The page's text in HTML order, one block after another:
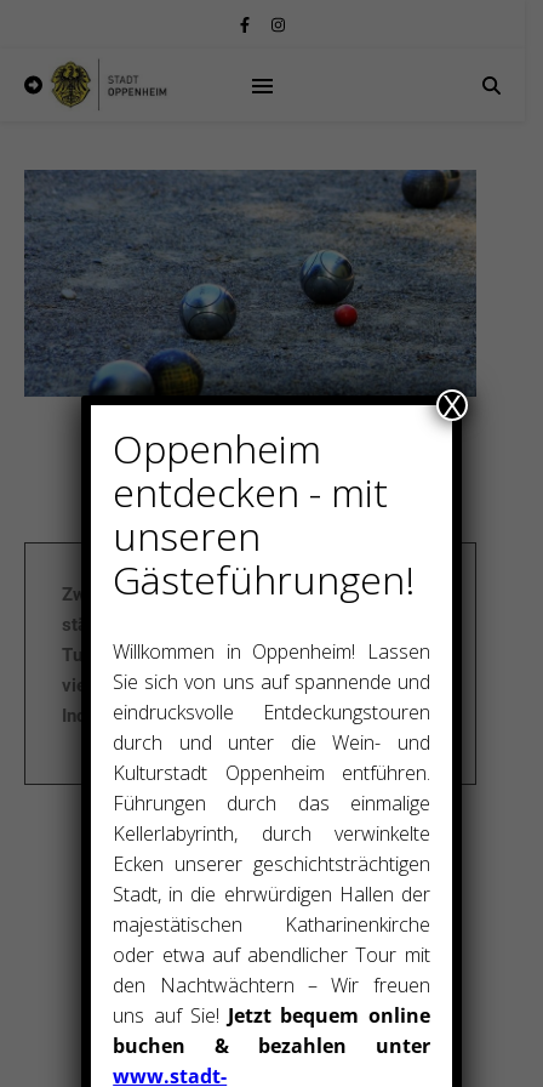
Weitere
Freizeitangebote
Zwei Boule-Bahnen, ein Trimm-Dich-Pfad, der
städtische
Turnacker, Sportplätze, Tennisplätze und
vieles mehr ergänzen das reichhaltige
Individual-Freizeitangebot.
Oppenheim
entdecken - mit
unseren
Gästeführungen!
Willkommen in Oppenheim! Lassen
Sie sich von uns auf spannende und
eindrucksvolle Entdeckungstouren
durch und unter die Wein- und
Kulturstadt Oppenheim entführen.
Führungen durch das einmalige
Kellerlabyrinth, durch verwinkelte
Ecken unserer geschichtsträchtigen
Stadt, in die ehrwürdigen Hallen der
majestätischen Katharinenkirche
oder etwa auf abendlicher Tour mit
den Nachtwächtern – Wir freuen
uns auf Sie! Jetzt bequem online
buchen & bezahlen unter
www.stadt-
X